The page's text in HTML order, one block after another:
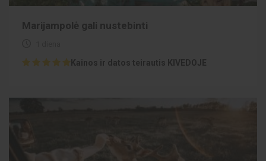
Marijampolė gali nustebinti
Kainos ir datos teirautis KIVEDOJE